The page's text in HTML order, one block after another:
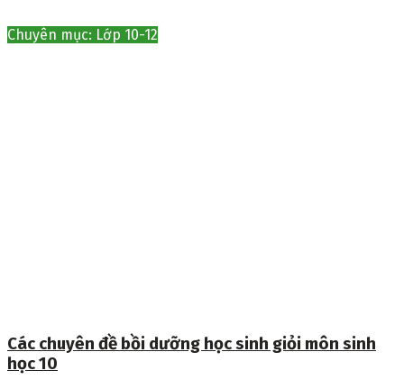
Chuyên mục: Lớp 10-12
Các chuyên đề bồi dưỡng học sinh giỏi môn sinh
học 10